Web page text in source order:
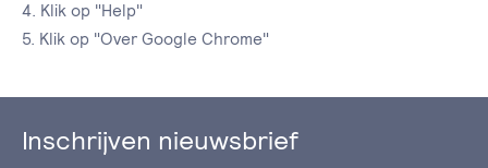
4. Klik op "Help"
5. Klik op "Over Google Chrome"
Inschrijven nieuwsbrief